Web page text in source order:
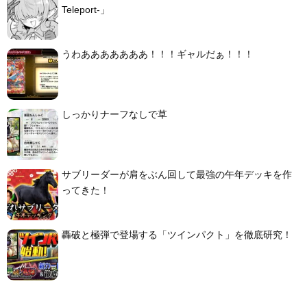
Teleport-」
うわあああああああ！！！ギャルだぁ！！！
しっかりナーフなしで草
サブリーダーが肩をぶん回して最強の午年デッキを作
ってきた！
轟破と極弾で登場する「ツインパクト」を徹底研究！